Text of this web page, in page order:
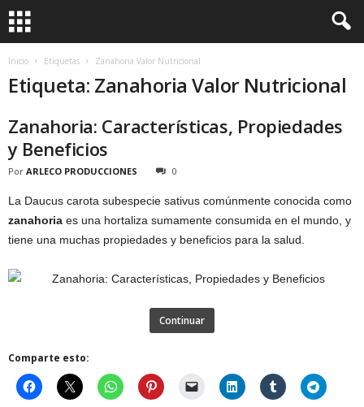
Inicio Etiquetas Zanahoria Valor Nutricional
Etiqueta: Zanahoria Valor Nutricional
Zanahoria: Características, Propiedades
y Beneficios
Por ARLECO PRODUCCIONES 0
La Daucus carota subespecie sativus comúnmente conocida como
zanahoria es una hortaliza sumamente consumida en el mundo, y
tiene una muchas propiedades y beneficios para la salud.
Continuar
Comparte esto: